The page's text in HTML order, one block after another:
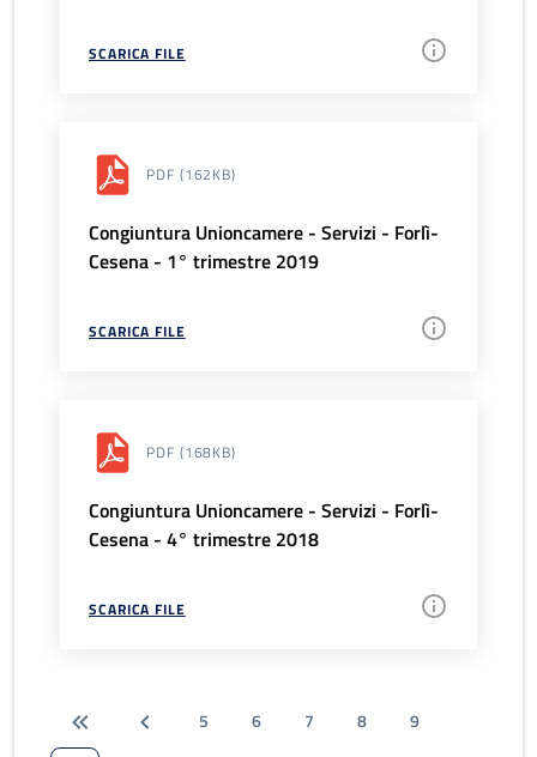
SCARICA FILE
PDF (162KB)
Congiuntura Unioncamere - Servizi - Forlì-
Cesena - 1° trimestre 2019
SCARICA FILE
PDF (168KB)
Congiuntura Unioncamere - Servizi - Forlì-
Cesena - 4° trimestre 2018
SCARICA FILE
5 6 7 8
9